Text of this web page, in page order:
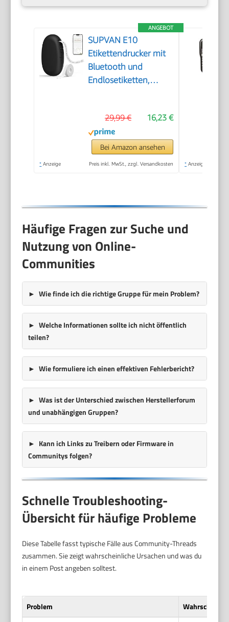
ANGEBOT
SUPVAN E10
Etikettendrucker mit
Bluetooth und
Endlosetiketten,
16,23 €
29,99 €
Bei Amazon ansehen
* Anzeige Preis inkl. MwSt., zzgl. Versandkosten * Anzeige
Häufige Fragen zur Suche und
Nutzung von Online-
Communities
Wie finde ich die richtige Gruppe für mein Problem?
Welche Informationen sollte ich nicht öffentlich
teilen?
Wie formuliere ich einen effektiven Fehlerbericht?
Was ist der Unterschied zwischen Herstellerforum
und unabhängigen Gruppen?
Kann ich Links zu Treibern oder Firmware in
Communitys folgen?
Schnelle Troubleshooting-
Übersicht für häufige Probleme
Diese Tabelle fasst typische Fälle aus Community-Threads
zusammen. Sie zeigt wahrscheinliche Ursachen und was du
in einem Post angeben solltest.
Problem